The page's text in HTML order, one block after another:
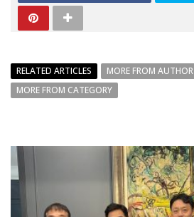
RELATED ARTICLES
MORE FROM AUTHOR
MORE FROM CATEGORY